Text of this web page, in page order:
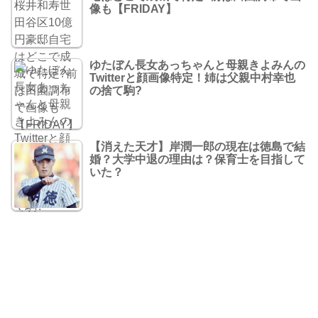
像も【FRIDAY】
ゆたぼん長女あっちゃんと母親きよみんの
Twitterと顔画像特定！姉は父親中村幸也
の捨て駒?
【消えた天才】岸潤一郎の現在は徳島で結
婚？大学中退の理由は？保育士を目指して
いた？